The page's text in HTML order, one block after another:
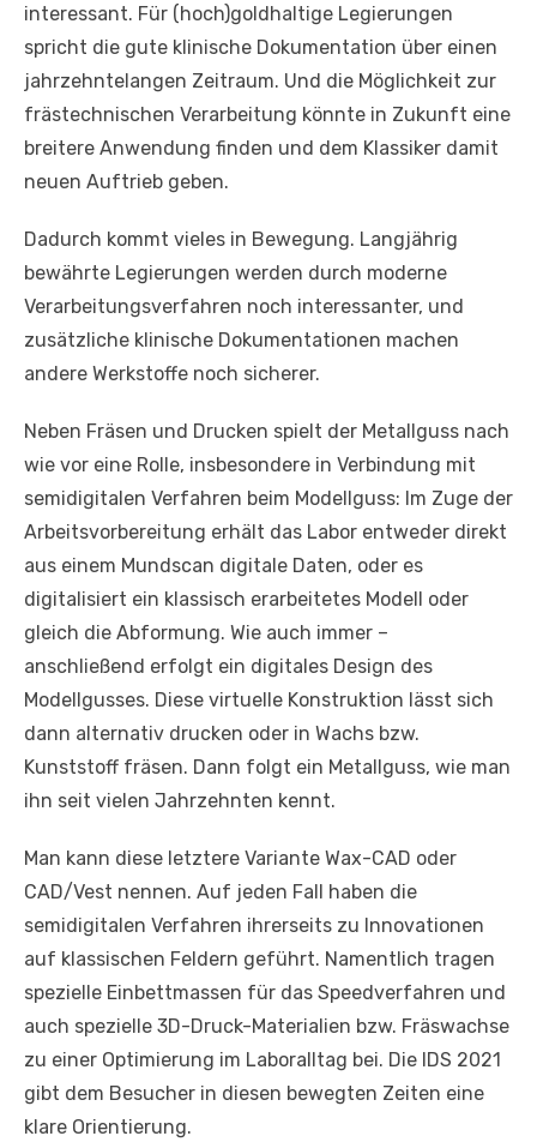
interessant. Für (hoch)goldhaltige Legierungen
spricht die gute klinische Dokumentation über einen
jahrzehntelangen Zeitraum. Und die Möglichkeit zur
frästechnischen Verarbeitung könnte in Zukunft eine
breitere Anwendung finden und dem Klassiker damit
neuen Auftrieb geben.
Dadurch kommt vieles in Bewegung. Langjährig
bewährte Legierungen werden durch moderne
Verarbeitungsverfahren noch interessanter, und
zusätzliche klinische Dokumentationen machen
andere Werkstoffe noch sicherer.
Neben Fräsen und Drucken spielt der Metallguss nach
wie vor eine Rolle, insbesondere in Verbindung mit
semidigitalen Verfahren beim Modellguss: Im Zuge der
Arbeitsvorbereitung erhält das Labor entweder direkt
aus einem Mundscan digitale Daten, oder es
digitalisiert ein klassisch erarbeitetes Modell oder
gleich die Abformung. Wie auch immer –
anschließend erfolgt ein digitales Design des
Modellgusses. Diese virtuelle Konstruktion lässt sich
dann alternativ drucken oder in Wachs bzw.
Kunststoff fräsen. Dann folgt ein Metallguss, wie man
ihn seit vielen Jahrzehnten kennt.
Man kann diese letztere Variante Wax-CAD oder
CAD/Vest nennen. Auf jeden Fall haben die
semidigitalen Verfahren ihrerseits zu Innovationen
auf klassischen Feldern geführt. Namentlich tragen
spezielle Einbettmassen für das Speedverfahren und
auch spezielle 3D-Druck-Materialien bzw. Fräswachse
zu einer Optimierung im Laboralltag bei. Die IDS 2021
gibt dem Besucher in diesen bewegten Zeiten eine
klare Orientierung.